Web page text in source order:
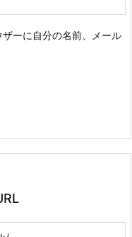
ーに自分の名前、メール